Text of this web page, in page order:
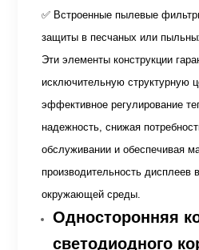
✅ Встроенные пылевые
защиты в песчаных или
Эти элементы конструкции
исключительную структурную
эффективное регулирование
надежность, снижая
обслуживании и обеспечивая
производительность дисплеев
окружающей среды.
Односторонняя
светодиодного